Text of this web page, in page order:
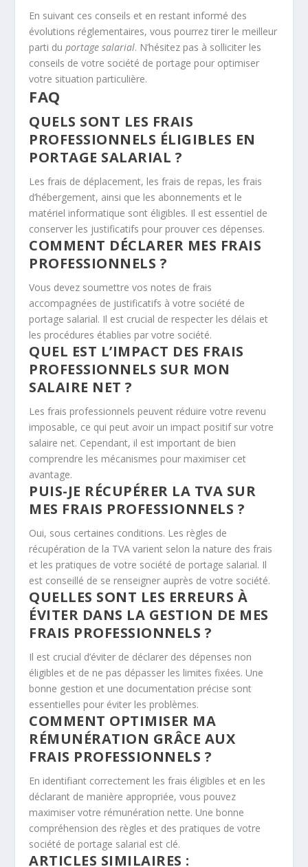
En suivant ces conseils et en restant informé des
évolutions réglementaires, vous pourrez tirer le meilleur
parti duportage salarial. N’hésitez pas à solliciter les
conseils de votre société de portage pour optimiser
votre situation particulière.
FAQ
QUELS SONT LES FRAIS
PROFESSIONNELS ÉLIGIBLES EN
PORTAGE SALARIAL ?
Les frais de déplacement, les frais de repas, les frais
d’hébergement, ainsi que les abonnements et le
matériel informatique sont éligibles. Il est essentiel de
conserver les justificatifs pour prouver ces dépenses.
COMMENT DÉCLARER MES FRAIS
PROFESSIONNELS ?
Vous devez soumettre vos notes de frais
accompagnées de justificatifs à votre société de
portage salarial. Il est crucial de respecter les délais et
les procédures établies par votre société.
QUEL EST L’IMPACT DES FRAIS
PROFESSIONNELS SUR MON
SALAIRE NET ?
Les frais professionnels peuvent réduire votre revenu
imposable, ce qui peut avoir un impact positif sur votre
salaire net. Cependant, il est important de bien
comprendre les mécanismes pour maximiser cet
avantage.
PUIS-JE RÉCUPÉRER LA TVA SUR
MES FRAIS PROFESSIONNELS ?
Oui, sous certaines conditions. Les règles de
récupération de la TVA varient selon la nature des frais
et les pratiques de votre société de portage salarial. Il
est conseillé de se renseigner auprès de votre société.
QUELLES SONT LES ERREURS À
ÉVITER DANS LA GESTION DE MES
FRAIS PROFESSIONNELS ?
Il est crucial d’éviter de déclarer des dépenses non
éligibles et de ne pas dépasser les limites fixées. Une
bonne gestion et une documentation précise sont
essentielles pour éviter les problèmes.
COMMENT OPTIMISER MA
RÉMUNÉRATION GRÂCE AUX
FRAIS PROFESSIONNELS ?
En identifiant correctement les frais éligibles et en les
déclarant de manière appropriée, vous pouvez
maximiser votre rémunération nette. Une bonne
compréhension des règles et des pratiques de votre
société de portage salarial est clé.
ARTICLES SIMILAIRES :